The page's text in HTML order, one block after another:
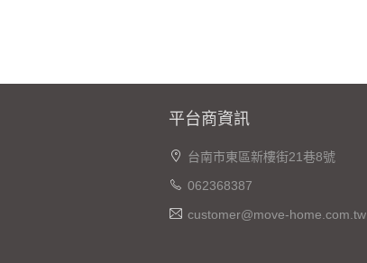
平台商資訊
台南市東區新樓街21巷8號
062368387
customer@move-home.com.tw